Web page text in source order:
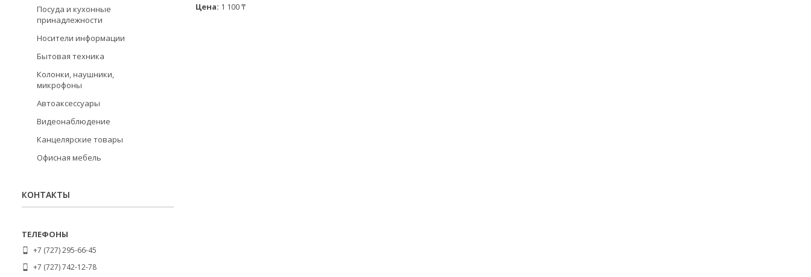
Цена: 1 100 ₸
Посуда и кухонные
принадлежности
Носители информации
Бытовая техника
Колонки, наушники,
микрофоны
Автоаксессуары
Видеонаблюдение
Канцелярские товары
Офисная мебель
КОНТАКТЫ
+7 (727) 295-66-45
+7 (727) 742-12-78